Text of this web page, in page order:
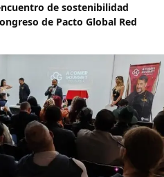
de sostenibilidad
de Pacto Global Red